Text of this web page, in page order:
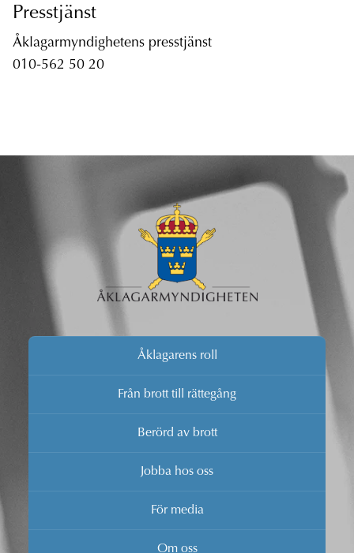
Presstjänst
Åklagarmyndighetens presstjänst
010-562 50 20
Åklagarens roll
Från brott till rättegång
Berörd av brott
Jobba hos oss
För media
Om oss